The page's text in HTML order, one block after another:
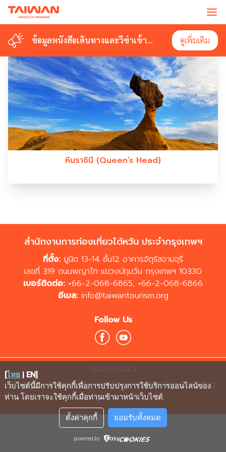
ข้อมูลหนังสือเดินทางและวีซ่าเข้า
ดูเพิ่มเติม
ข้อมูลหนังสือเดินทางและวีซ่าเข้า
ดูเพิ่มเติม
หินราชินี (Queen’s Head)
สำนักงานการท่องเที่ยวไต้หวัน ประจำกรุงเทพฯ
ที่ตั้ง: ยูนิต 13-14 ชั้น12 อาคารจัตุรัสจามจุรี
เลขที่ 319 ถนนพญาไท แขวงปทุมวัน กรุงเทพฯ 10330
เบอร์ติดต่อ: +66-2-068-6865, +66-2-068-6866
อีเมล: info@taiwantourism.org
Follow Us
Privacy Policy
Copyrights © Taiwan Tourism Administration, Bangkok Office
All rights reserved.
[ไทย | EN]
เว็บไซต์นี้มีการใช้คุกกี้เพื่อการปรับปรุงการใช้บริการออนไลน์ของ
ท่าน โดยเราจะใช้คุกกี้เมื่อท่านเข้ามาหน้าเว็บไซต์.
ตั้งค่าคุกกี้ ยอมรับทั้งหมด
powered by